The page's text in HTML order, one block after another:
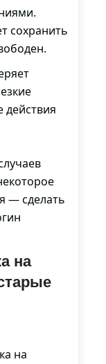
сохранить
действия
— сделать
на
на